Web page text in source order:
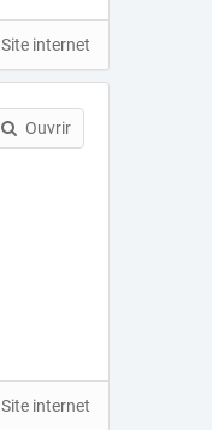
Site internet
Ouvrir
Site internet